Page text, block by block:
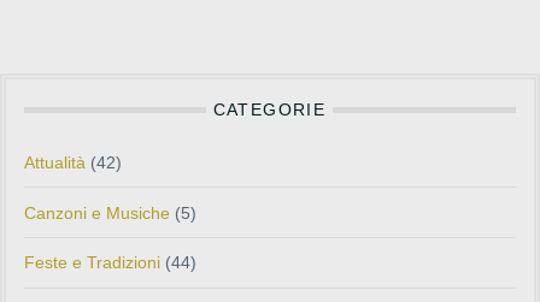
CATEGORIE
Attualità (42)
Canzoni e Musiche (5)
Feste e Tradizioni (44)